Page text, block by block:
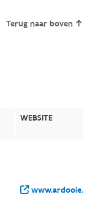
Terug naar boven
WEBSITE